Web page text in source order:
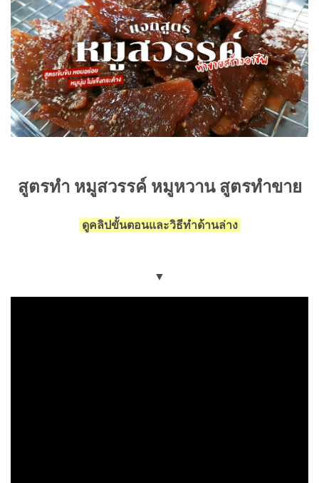
สูตรทำ หมูสวรรค์ หมูหวาน สูตรทำขาย
ดูคลิปขั้นตอนและวิธีทำด้านล่าง
▼